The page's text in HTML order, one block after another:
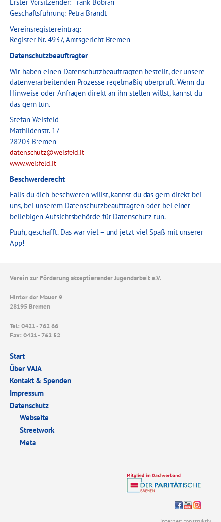
Erster Vorsitzender: Frank Bobran
Geschäftsführung: Petra Brandt
Vereinsregistereintrag:
Register-Nr. 4937, Amtsgericht Bremen
Datenschutzbeauftragter
Wir haben einen Datenschutzbeauftragten bestellt, der unsere
datenverarbeitenden Prozesse regelmäßig überprüft. Wenn du
Hinweise oder Anfragen direkt an ihn stellen willst, kannst du
das gern tun.
Stefan Weisfeld
Mathildenstr. 17
28203 Bremen
datenschutz@weisfeld.it
www.weisfeld.it
Beschwerderecht
Falls du dich beschweren willst, kannst du das gern direkt bei
uns, bei unserem Datenschutzbeauftragten oder bei einer
beliebigen Aufsichtsbehörde für Datenschutz tun.
Puuh, geschafft. Das war viel – und jetzt viel Spaß mit unserer
App!
Verein zur Förderung akzeptierender Jugendarbeit e.V.
Hinter der Mauer 9
28195 Bremen
Tel: 0421 - 762 66
Fax: 0421 - 762 52
Start
Über VAJA
Kontakt & Spenden
Impressum
Datenschutz
Webseite
Streetwork
Meta